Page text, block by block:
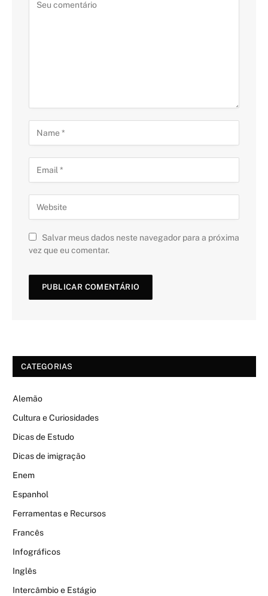
Salvar meus dados neste navegador para a próxima
vez que eu comentar.
CATEGORIAS
Alemão
Cultura e Curiosidades
Dicas de Estudo
Dicas de imigração
Enem
Espanhol
Ferramentas e Recursos
Francês
Infográficos
Inglês
Intercâmbio e Estágio